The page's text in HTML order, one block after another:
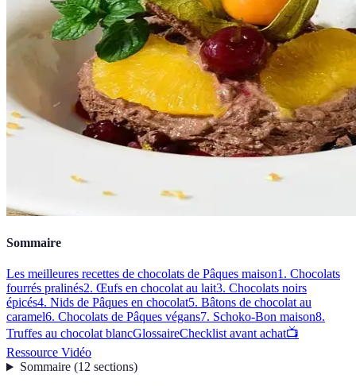
Sommaire
Les meilleures recettes de chocolats de Pâques maison1. Chocolats
fourrés pralinés2. Œufs en chocolat au lait3. Chocolats noirs
épicés4. Nids de Pâques en chocolat5. Bâtons de chocolat au
caramel6. Chocolats de Pâques végans7. Schoko-Bon maison8.
Truffes au chocolat blancGlossaireChecklist avant achat📺
Ressource Vidéo
Sommaire(12 sections)